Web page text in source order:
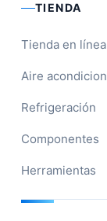
TIENDA
Tienda en línea
Aire
Refrigeración
Componentes
Herramientas